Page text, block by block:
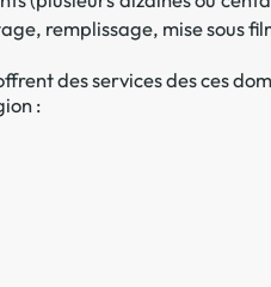
en matière d'achats inclusifs
remplissage, mise sous
des services des ces
: